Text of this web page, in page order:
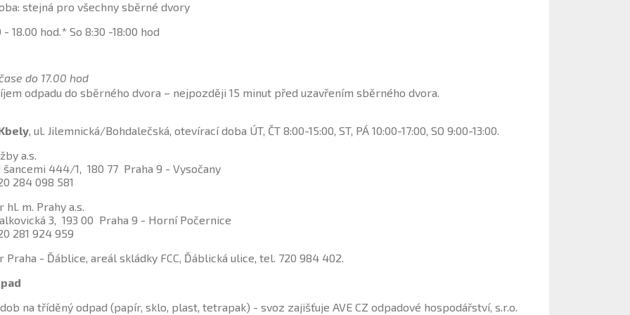
stejná pro všechny sběrné dvory
- 18.00 hod.* So 8:30 -18:00 hod
do 17.00 hod
odpadu do sběrného dvora – nejpozději 15 minut před uzavřením sběrného dvora.
, ul. Jilemnická/Bohdalečská, otevírací doba ÚT, ČT 8:00-15:00, ST, PÁ 10:00-17:00, SO 9:00-13:00.
a.s.
šancemi 444/1, 180 77 Praha 9 - Vysočany
284 098 581
hl. m. Prahy a.s.
3, 193 00 Praha 9 - Horní Počernice
281 924 959
Praha - Ďáblice, areál skládky FCC, Ďáblická ulice, tel. 720 984 402.
na tříděný odpad (papír, sklo, plast, tetrapak) - svoz zajišťuje AVE CZ odpadové hospodářství, s.r.o.